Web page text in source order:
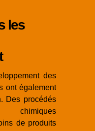
les
des
ont également
Des procédés
chimiques
de produits